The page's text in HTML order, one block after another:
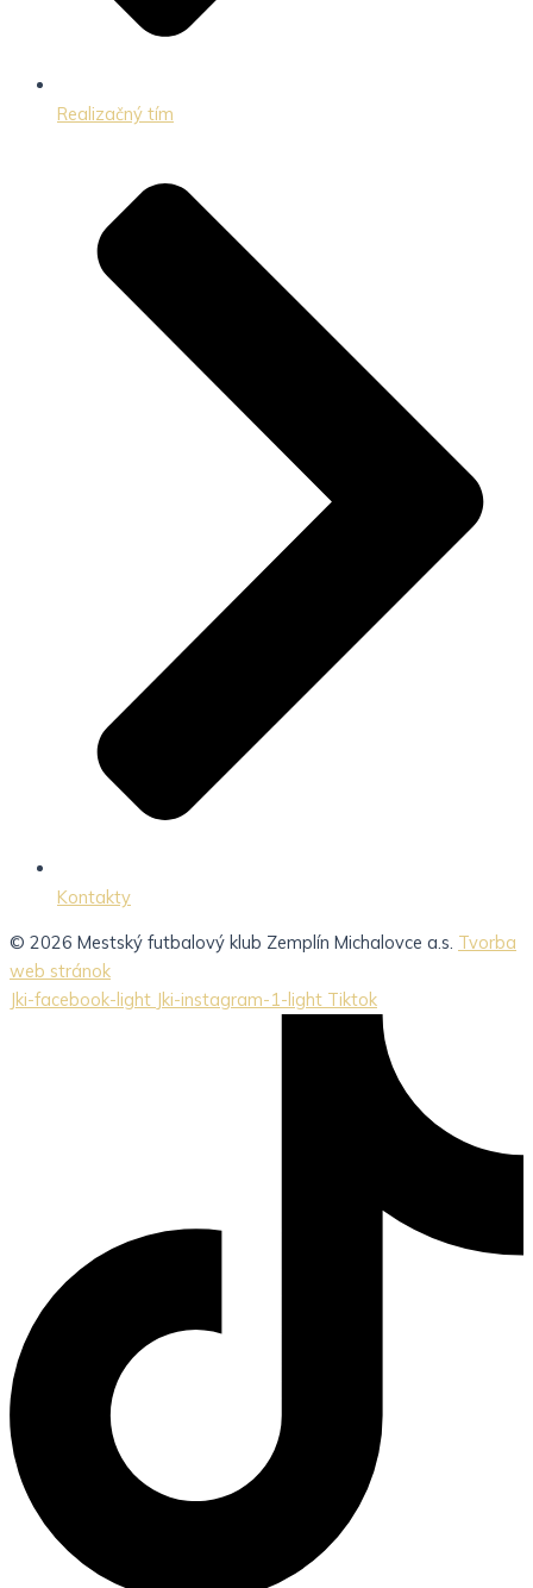
Realizačný tím
Kontakty
© 2026 Mestský futbalový klub Zemplín Michalovce a.s. Tvorba
web stránok
Jki-facebook-light Jki-instagram-1-light Tiktok